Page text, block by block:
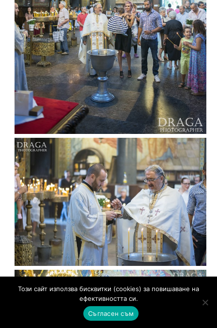
Този сайт използва бисквитки (cookies) за повишаване на
ефективността си.
Съгласен съм